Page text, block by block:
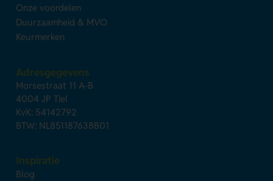
Onze voordelen
Duurzaamheid & MVO
Keurmerken
Adresgegevens
Morsestraat 11 A-B
4004 JP Tiel
KvK: 54142792
BTW: NL851187638B01
Inspiratie
Blog